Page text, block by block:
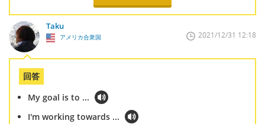
Taku
アメリカ合衆国 2021/12/31 12:18
回答
My goal is to ...
I'm working towards ...